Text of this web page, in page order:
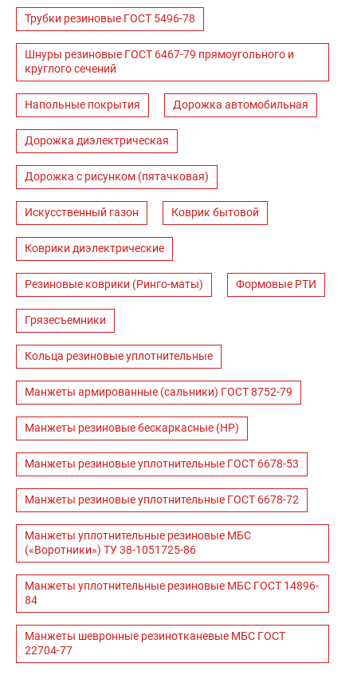
Трубки резиновые ГОСТ 5496-78
Шнуры резиновые ГОСТ 6467-79 прямоугольного и
круглого сечений
Напольные покрытия Дорожка автомобильная
Дорожка диэлектрическая
Дорожка с рисунком (пятачковая)
Искусственный газон Коврик бытовой
Коврики диэлектрические
Резиновые коврики (Ринго-маты) Формовые РТИ
Грязесъемники
Кольца резиновые уплотнительные
Манжеты армированные (сальники) ГОСТ 8752-79
Манжеты резиновые бескаркасные (НР)
Манжеты резиновые уплотнительные ГОСТ 6678-53
Манжеты резиновые уплотнительные ГОСТ 6678-72
Манжеты уплотнительные резиновые МБС
(«Воротники») ТУ 38-1051725-86
Манжеты уплотнительные резиновые МБС ГОСТ 14896-
84
Манжеты шевронные резинотканевые МБС ГОСТ
22704-77